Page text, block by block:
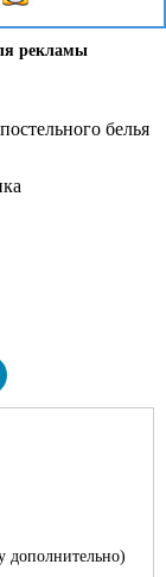
рекламы
белья
дополнительно)